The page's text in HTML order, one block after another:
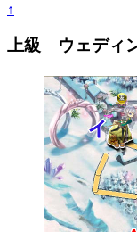
↑
上級 ウェディ